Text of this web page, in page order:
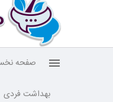
صفحه
بهداشت فردی